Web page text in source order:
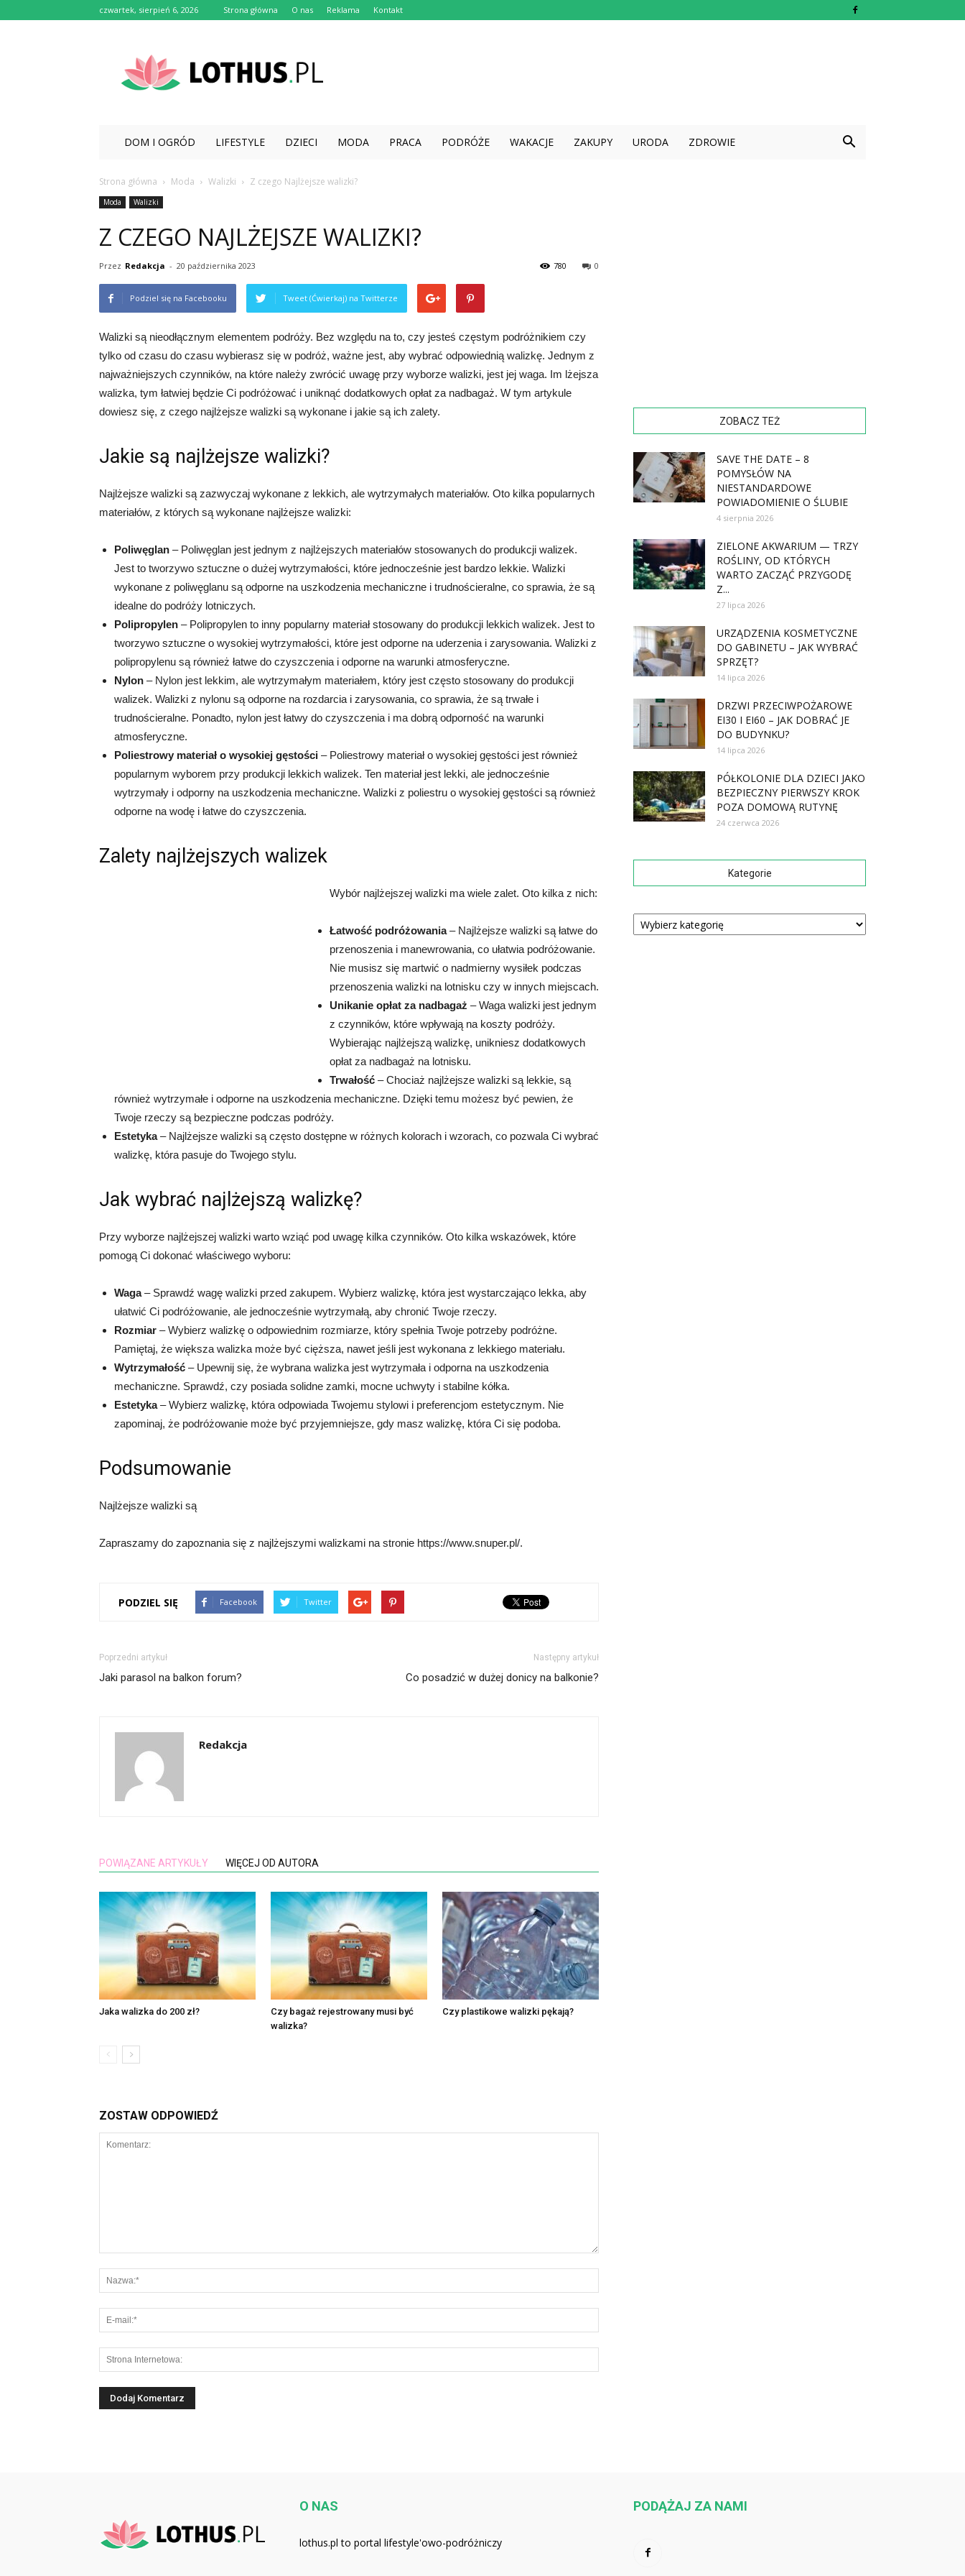
czwartek, sierpień 6, 2026 Strona główna O nas Reklama Kontakt
DOM I OGRÓD LIFESTYLE DZIECI MODA PRACA PODRÓŻE WAKACJE ZAKUPY URODA ZDROWIE
Strona główna Moda Walizki Z czego Najlżejsze walizki?
Moda Walizki
Z CZEGO NAJLŻEJSZE WALIZKI?
Przez Redakcja - 20 października 2023 0
780
Podziel się na Facebooku Tweet (Ćwierkaj) na Twitterze
Walizki są nieodłącznym elementem podróży. Bez względu na to, czy jesteś częstym podróżnikiem czy
tylko od czasu do czasu wybierasz się w podróż, ważne jest, aby wybrać odpowiednią walizkę. Jednym z
najważniejszych czynników, na które należy zwrócić uwagę przy wyborze walizki, jest jej waga. Im lżejsza
walizka, tym łatwiej będzie Ci podróżować i uniknąć dodatkowych opłat za nadbagaż. W tym artykule
dowiesz się, z czego najlżejsze walizki są wykonane i jakie są ich zalety.
Jakie są najlżejsze walizki?
Najlżejsze walizki są zazwyczaj wykonane z lekkich, ale wytrzymałych materiałów. Oto kilka popularnych
materiałów, z których są wykonane najlżejsze walizki:
Poliwęglan – Poliwęglan jest jednym z najlżejszych materiałów stosowanych do produkcji walizek.
Jest to tworzywo sztuczne o dużej wytrzymałości, które jednocześnie jest bardzo lekkie. Walizki
wykonane z poliwęglanu są odporne na uszkodzenia mechaniczne i trudnościeralne, co sprawia, że są
idealne do podróży lotniczych.
Polipropylen – Polipropylen to inny popularny materiał stosowany do produkcji lekkich walizek. Jest to
tworzywo sztuczne o wysokiej wytrzymałości, które jest odporne na uderzenia i zarysowania. Walizki z
polipropylenu są również łatwe do czyszczenia i odporne na warunki atmosferyczne.
Nylon – Nylon jest lekkim, ale wytrzymałym materiałem, który jest często stosowany do produkcji
walizek. Walizki z nylonu są odporne na rozdarcia i zarysowania, co sprawia, że są trwałe i
trudnościeralne. Ponadto, nylon jest łatwy do czyszczenia i ma dobrą odporność na warunki
atmosferyczne.
Poliestrowy materiał o wysokiej gęstości – Poliestrowy materiał o wysokiej gęstości jest również
popularnym wyborem przy produkcji lekkich walizek. Ten materiał jest lekki, ale jednocześnie
wytrzymały i odporny na uszkodzenia mechaniczne. Walizki z poliestru o wysokiej gęstości są również
odporne na wodę i łatwe do czyszczenia.
Zalety najlżejszych walizek
Wybór najlżejszej walizki ma wiele zalet. Oto kilka z nich:
Łatwość podróżowania– Najlżejsze walizki są łatwe do
przenoszenia i manewrowania, co ułatwia podróżowanie.
Nie musisz się martwić o nadmierny wysiłek podczas
przenoszenia walizki na lotnisku czy w innych miejscach.
Unikanie opłat za nadbagaż – Waga walizki jest jednym
z czynników, które wpływają na koszty podróży.
Wybierając najlżejszą walizkę, unikniesz dodatkowych
opłat za nadbagaż na lotnisku.
Trwałość – Chociaż najlżejsze walizki są lekkie, są
również wytrzymałe i odporne na uszkodzenia mechaniczne. Dzięki temu możesz być pewien, że
Twoje rzeczy są bezpieczne podczas podróży.
Estetyka– Najlżejsze walizki są często dostępne w różnych kolorach i wzorach, co pozwala Ci wybrać
walizkę, która pasuje do Twojego stylu.
Jak wybrać najlżejszą walizkę?
Przy wyborze najlżejszej walizki warto wziąć pod uwagę kilka czynników. Oto kilka wskazówek, które
pomogą Ci dokonać właściwego wyboru:
Waga– Sprawdź wagę walizki przed zakupem. Wybierz walizkę, która jest wystarczająco lekka, aby
ułatwić Ci podróżowanie, ale jednocześnie wytrzymałą, aby chronić Twoje rzeczy.
Rozmiar – Wybierz walizkę o odpowiednim rozmiarze, który spełnia Twoje potrzeby podróżne.
Pamiętaj, że większa walizka może być cięższa, nawet jeśli jest wykonana z lekkiego materiału.
Wytrzymałość – Upewnij się, że wybrana walizka jest wytrzymała i odporna na uszkodzenia
mechaniczne. Sprawdź, czy posiada solidne zamki, mocne uchwyty i stabilne kółka.
Estetyka– Wybierz walizkę, która odpowiada Twojemu stylowi i preferencjom estetycznym. Nie
zapominaj, że podróżowanie może być przyjemniejsze, gdy masz walizkę, która Ci się podoba.
Podsumowanie
Najlżejsze walizki są
Zapraszamy do zapoznania się z najlżejszymi walizkami na stronie https://www.snuper.pl/.
PODZIEL SIĘ Facebook Twitter
Poprzedni artykuł
Jaki parasol na balkon forum?
Następny artykuł
Co posadzić w dużej donicy na balkonie?
Redakcja
POWIĄZANE ARTYKUŁY WIĘCEJ OD AUTORA
Jaka walizka do 200 zł?
Czy bagaż rejestrowany musi być
walizka?
Czy plastikowe walizki pękają?
ZOSTAW ODPOWIEDŹ
ZOBACZ TEŻ
SAVE THE DATE – 8
POMYSŁÓW NA
NIESTANDARDOWE
POWIADOMIENIE O ŚLUBIE
4 sierpnia 2026
ZIELONE AKWARIUM — TRZY
ROŚLINY, OD KTÓRYCH
WARTO ZACZĄĆ PRZYGODĘ
Z...
27 lipca 2026
URZĄDZENIA KOSMETYCZNE
DO GABINETU – JAK WYBRAĆ
SPRZĘT?
14 lipca 2026
DRZWI PRZECIWPOŻAROWE
EI30 I EI60 – JAK DOBRAĆ JE
DO BUDYNKU?
14 lipca 2026
PÓŁKOLONIE DLA DZIECI JAKO
BEZPIECZNY PIERWSZY KROK
POZA DOMOWĄ RUTYNĘ
24 czerwca 2026
Kategorie
Kategorie
O NAS
lothus.pl to portal lifestyle'owo-podróżniczy
PODĄŻAJ ZA NAMI